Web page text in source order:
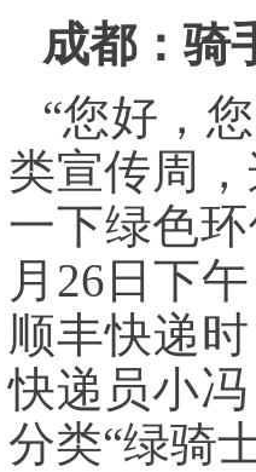
成都：骑
“您好，
类宣传周
一下绿色
月26日下
顺丰快递
快递员小
分类“绿骑